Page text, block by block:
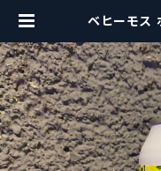
ベヒーモス
ビールシ